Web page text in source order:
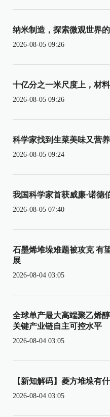
纳米制造，探索微观世界
2026-08-05 09:26
十亿分之一米尺度上，材
2026-08-05 09:26
科学家找到生菜美味又营
2026-08-05 09:24
我国科学家首获威廉·诺德
2026-08-05 07:40
石墨烯堆垛难题被攻克 有
展
2026-08-04 03:05
全球单产最大高端聚乙烯
关键产业链自主可控水平
2026-08-04 03:05
【新知解码】菱方堆垛有
2026-08-04 03:05